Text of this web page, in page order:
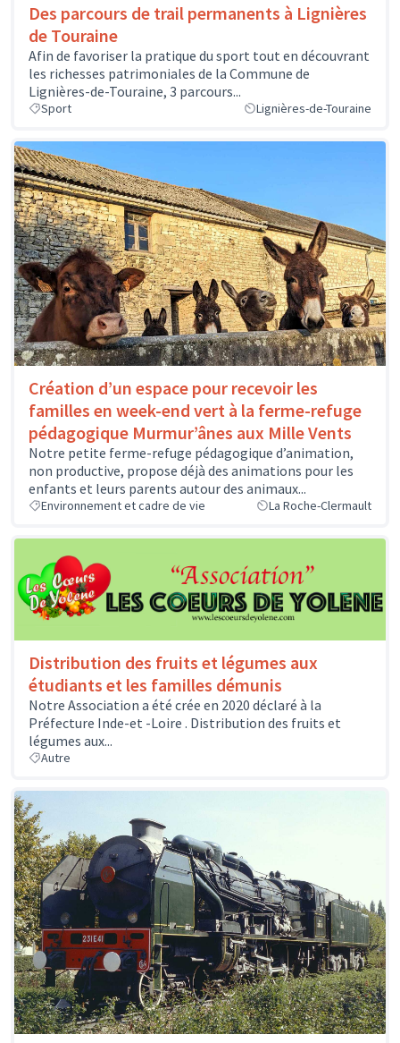
Des parcours de trail permanents à Lignières
de Touraine
Afin de favoriser la pratique du sport tout en découvrant
les richesses patrimoniales de la Commune de
Lignières-de-Touraine, 3 parcours...
Sport Lignières-de-Touraine
Création d’un espace pour recevoir les
familles en week-end vert à la ferme-refuge
pédagogique Murmur’ânes aux Mille Vents
Notre petite ferme-refuge pédagogique d’animation,
non productive, propose déjà des animations pour les
enfants et leurs parents autour des animaux...
Environnement et cadre de vie La Roche-Clermault
Distribution des fruits et légumes aux
étudiants et les familles démunis
Notre Association a été crée en 2020 déclaré à la
Préfecture Inde-et -Loire . Distribution des fruits et
légumes aux...
Autre